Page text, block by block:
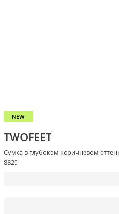
NEW
TWOFEET
Сумка в глубоком коричневом
8829